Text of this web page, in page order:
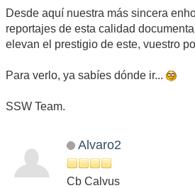
Desde aquí nuestra más sincera
reportajes de esta calidad
elevan el prestigio de este, vuestro
Para verlo, ya sabíes dónde ir...
SSW Team.
Alvaro2
Cb Calvus